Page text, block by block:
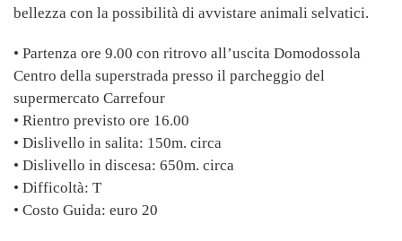
bellezza con la possibilità di avvistare animali selvatici.
• Partenza ore 9.00 con ritrovo all’uscita Domodossola
Centro della superstrada presso il parcheggio del
supermercato Carrefour
• Rientro previsto ore 16.00
• Dislivello in salita: 150m. circa
• Dislivello in discesa: 650m. circa
• Difficoltà: T
• Costo Guida: euro 20